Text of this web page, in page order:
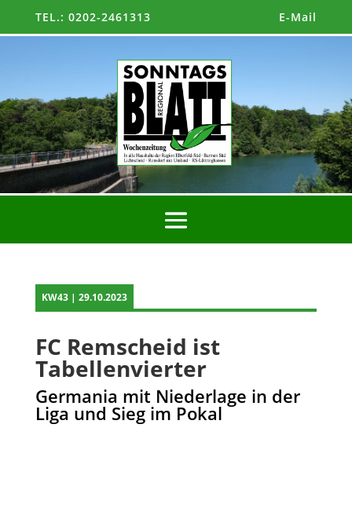
TEL.: 0202-2461313 E-Mail
KW43 | 29.10.2023
FC Remscheid ist
Tabellenvierter
Germania mit Niederlage in der
Liga und Sieg im Pokal